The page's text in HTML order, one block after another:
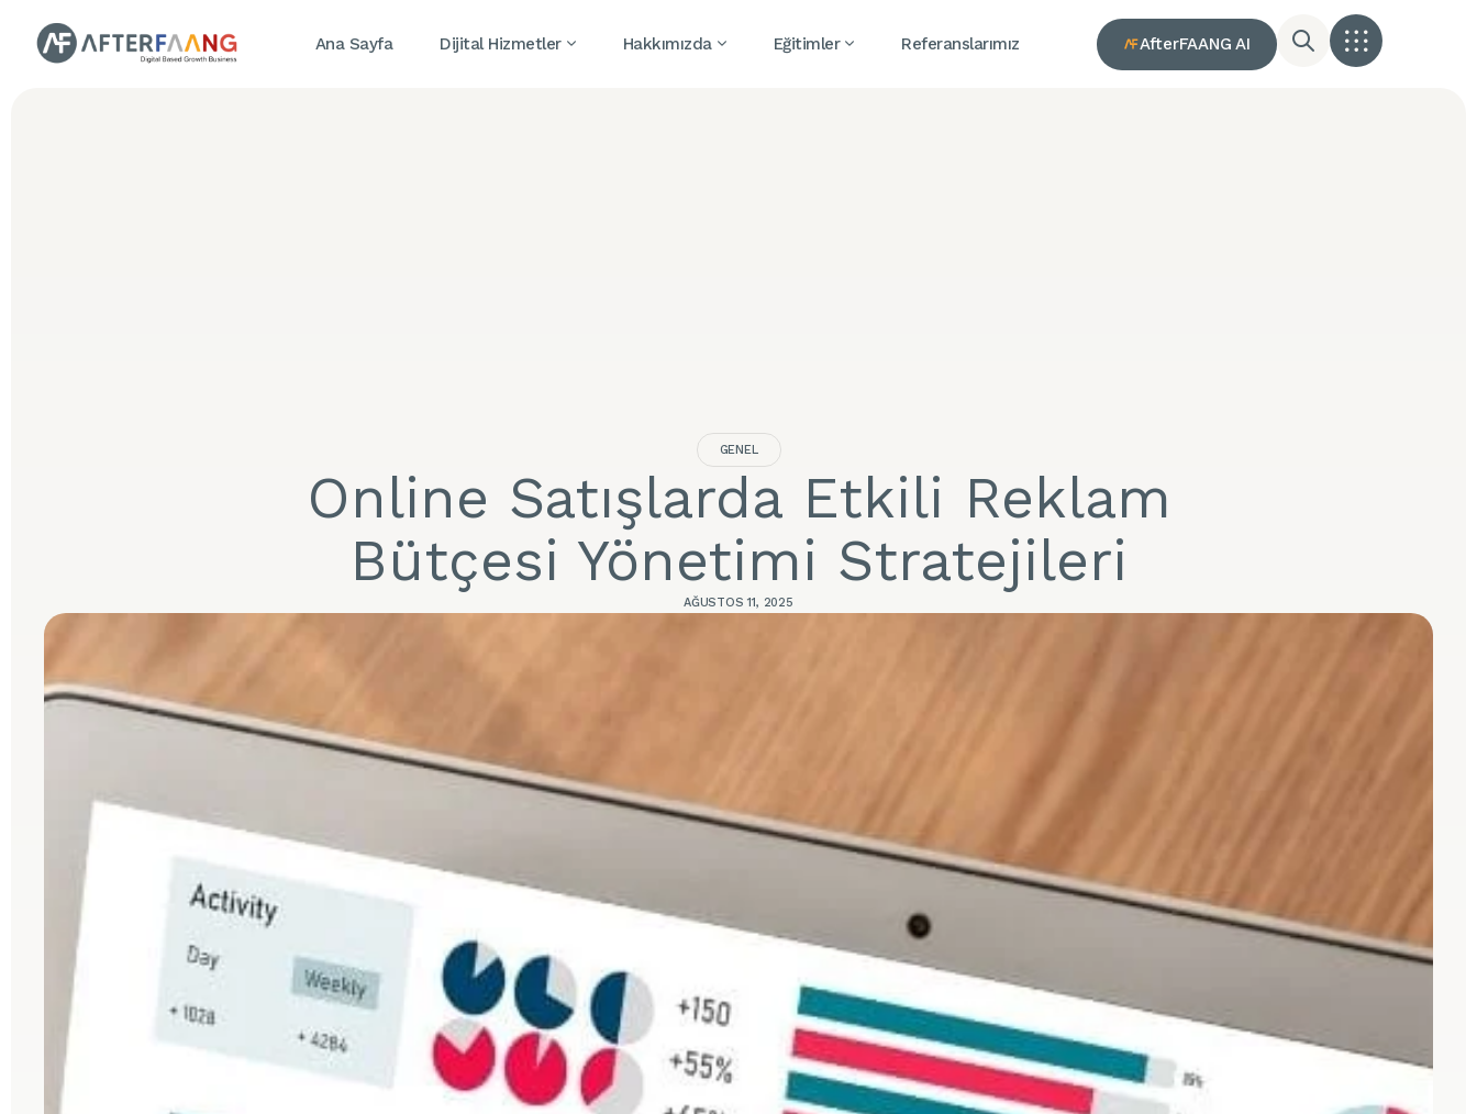
Ana Sayfa Dijital Hizmetler Hakkımızda Eğitimler Referanslarımız AfterFAANG AI
GENEL
Online Satışlarda Etkili Reklam
Bütçesi Yönetimi Stratejileri
AĞUSTOS 11, 2025